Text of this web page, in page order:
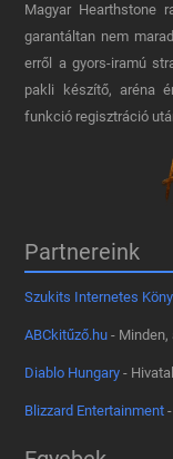
Magyar Hearthstone​
garantáltan nem
erről a gyors-iramú
pakli készítő, aréna
funkció regisztráció
Partnereink
Szukits Internetes
ABCkitűző.hu - Minden,
Diablo Hungary -
Blizzard Entertainment